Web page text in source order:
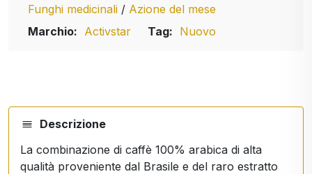
Funghi medicinali / Azione del mese
Marchio: Activstar Tag: Nuovo
Descrizione
La combinazione di caffè 100% arabica di alta
qualità proveniente dal Brasile e del raro estratto